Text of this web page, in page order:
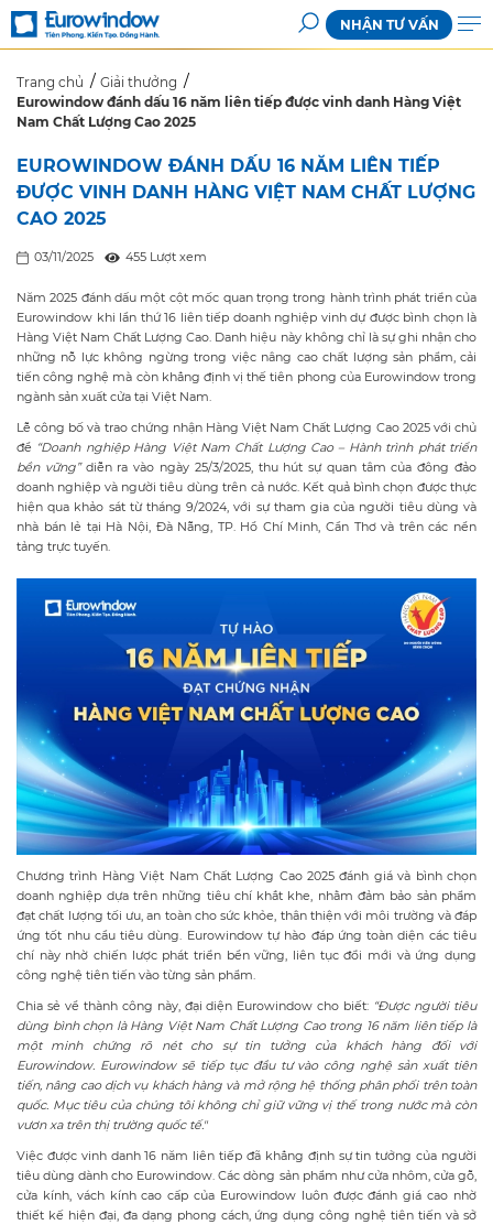
NHẬN TƯ VẤN
Trang chủ
Giải thưởng
Eurowindow đánh dấu 16 năm liên tiếp được vinh danh Hàng Việt
Nam Chất Lượng Cao 2025
EUROWINDOW ĐÁNH DẤU 16 NĂM LIÊN TIẾP
ĐƯỢC VINH DANH HÀNG VIỆT NAM CHẤT LƯỢNG
CAO 2025
03/11/2025 455 Lượt xem
Năm 2025 đánh dấu một cột mốc quan trọng trong hành trình phát triển của
Eurowindow khi lần thứ 16 liên tiếp doanh nghiệp vinh dự được bình chọn là
Hàng Việt Nam Chất Lượng Cao. Danh hiệu này không chỉ là sự ghi nhận cho
những nỗ lực không ngừng trong việc nâng cao chất lượng sản phẩm, cải
tiến công nghệ mà còn khẳng định vị thế tiên phong của Eurowindow trong
ngành sản xuất cửa tại Việt Nam.
Lễ công bố và trao chứng nhận Hàng Việt Nam Chất Lượng Cao 2025 với chủ
đề “Doanh nghiệp Hàng Việt Nam Chất Lượng Cao – Hành trình phát triển
bền vững”diễn ra vào ngày 25/3/2025, thu hút sự quan tâm của đông đảo
doanh nghiệp và người tiêu dùng trên cả nước. Kết quả bình chọn được thực
hiện qua khảo sát từ tháng 9/2024, với sự tham gia của người tiêu dùng và
nhà bán lẻ tại Hà Nội, Đà Nẵng, TP. Hồ Chí Minh, Cần Thơ và trên các nền
tảng trực tuyến.
Chương trình Hàng Việt Nam Chất Lượng Cao 2025 đánh giá và bình chọn
doanh nghiệp dựa trên những tiêu chí khắt khe, nhằm đảm bảo sản phẩm
đạt chất lượng tối ưu, an toàn cho sức khỏe, thân thiện với môi trường và đáp
ứng tốt nhu cầu tiêu dùng. Eurowindow tự hào đáp ứng toàn diện các tiêu
chí này nhờ chiến lược phát triển bền vững, liên tục đổi mới và ứng dụng
công nghệ tiên tiến vào từng sản phẩm.
Chia sẻ về thành công này, đại diện Eurowindow cho biết: “Được người tiêu
dùng bình chọn là Hàng Việt Nam Chất Lượng Cao trong 16 năm liên tiếp là
một minh chứng rõ nét cho sự tin tưởng của khách hàng đối với
Eurowindow. Eurowindow sẽ tiếp tục đầu tư vào công nghệ sản xuất tiên
tiến, nâng cao dịch vụ khách hàng và mở rộng hệ thống phân phối trên toàn
quốc. Mục tiêu của chúng tôi không chỉ giữ vững vị thế trong nước mà còn
vươn xa trên thị trường quốc tế."
Việc được vinh danh 16 năm liên tiếp đã khẳng định sự tin tưởng của người
tiêu dùng dành cho Eurowindow. Các dòng sản phẩm như cửa nhôm, cửa gỗ,
cửa kính, vách kính cao cấp của Eurowindow luôn được đánh giá cao nhờ
thiết kế hiện đại, đa dạng phong cách, ứng dụng công nghệ tiên tiến và sở